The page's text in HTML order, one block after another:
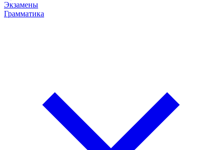
Экзамены
Грамматика